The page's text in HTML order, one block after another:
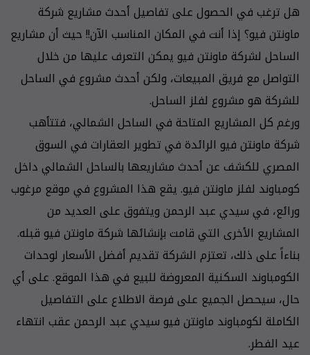
هل ترغب في الحصول على تفاصيل أحدث مشاريع شركة
ماونتن فيو؟ إذا أنت في المكان المناسب الآن!! حيث أن مشاريع
الساحل لشركة ماونتن فيو يمكن التعرف عليها من خلال
التواصل مع فريق المبيعات، ولكن أحدث مشروع في الساحل
للشركة هو مشروع لفلز الساحل.
ورغم كل المشاريع المتاحة في الساحل الشمالي، فتتأهب
شركة ماونتن فيو الرائدة في تطوير العقارات في السوق
المصري للكشف عن أحدث مشاريعها بالساحل الشمالي داخل
كومباوند لفلز ماونتن فيو. يقع هذا المشروع في موقع مرغوب
ورائع، في سيدي عبد الرحمن ويتفوق على العديد من
المشاريع الأخرى التي قامت بإنشائها شركة ماونتن فيو قبله.
بناءاً على ذلك، تعتزم الشركة تقديم أفضل الأسعار لوحدات
الكومباوند السكنية المعروضة للبيع في هذا الموقع. على أي
حال، سيحصل الجميع على فرصة الاطلاع على التفاصيل
الكاملة لكومباوند ماونتن فيو سيدي عبد الرحمن عقب انتهاء
عيد الفطر.